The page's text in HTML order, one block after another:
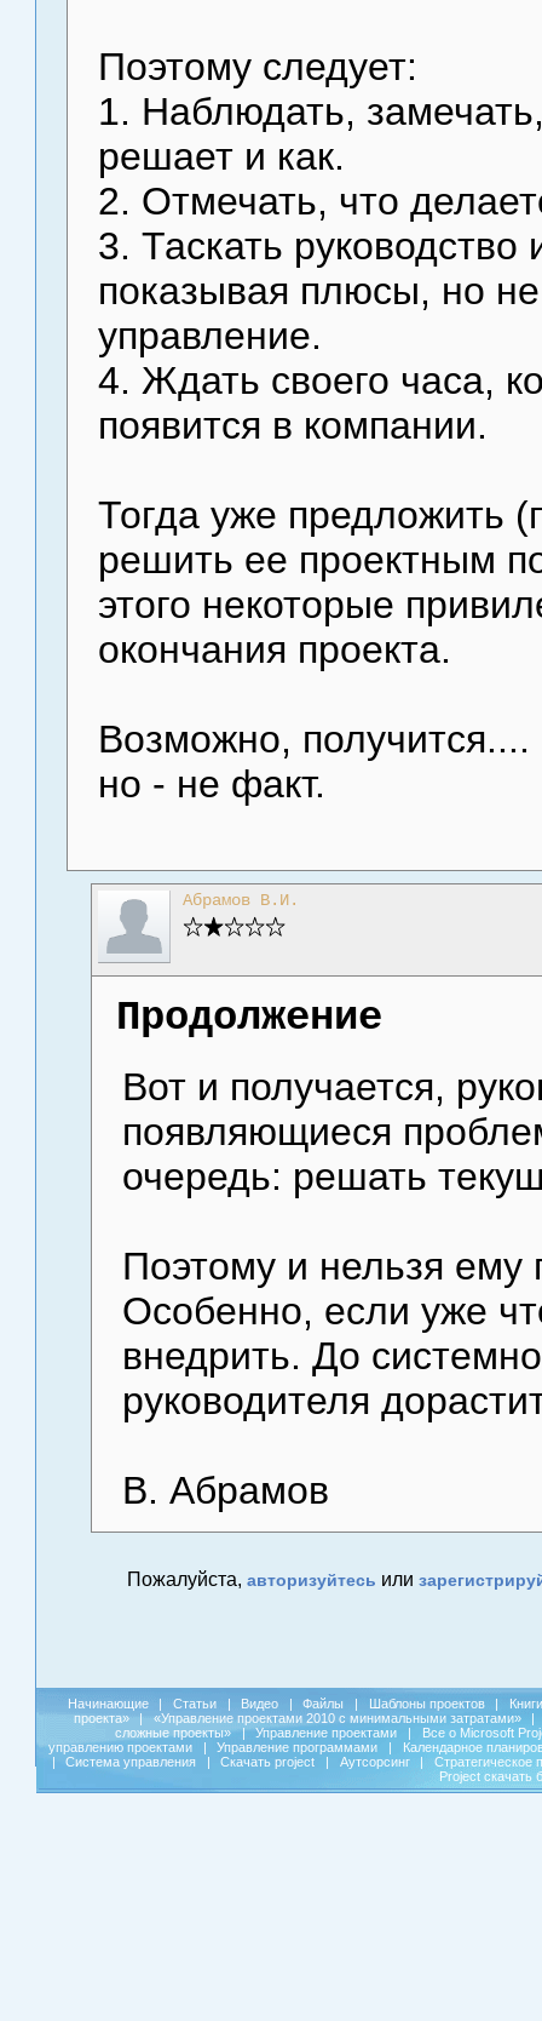
Поэтому следует:
1. Наблюдать,
решает и как.
2. Отмечать, что
3. Таскать руководство
показывая плюсы, но
управление.
4. Ждать своего часа,
появится в компании.
Тогда уже предложить
решить ее проектным
этого некоторые
окончания проекта.
Возможно, получится....
но - не факт.
Абрамов В.И.
Продолжение
Вот и получается,
появляющиеся
очередь: решать
Поэтому и нельзя ему
Особенно, если уже
внедрить. До
руководителя
В. Абрамов
Пожалуйста, авторизуйтесь или
Начинающие | Статьи | Видео | Файлы | Шаблоны проектов |
Книги
проекта»
| «Управление проектами 2010 с минимальными затратами»
|
сложные проекты»
| Управление проектами |
Все о Microsoft
управлению проектами
| Управление программами |
Календарное
|
Система управления | Скачать project | Аутсорсинг |
Стратегическое
Project скачать